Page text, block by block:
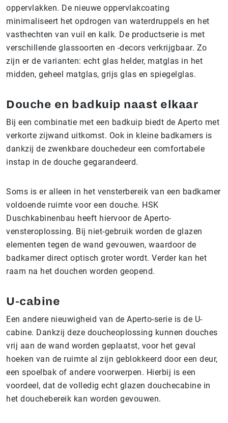
oppervlakken. De nieuwe oppervlakcoating
minimaliseert het opdrogen van waterdruppels en het
vasthechten van vuil en kalk. De productserie is met
verschillende glassoorten en -decors verkrijgbaar. Zo
zijn er de varianten: echt glas helder, matglas in het
midden, geheel matglas, grijs glas en spiegelglas.
Douche en badkuip naast elkaar
Bij een combinatie met een badkuip biedt de Aperto met
verkorte zijwand uitkomst. Ook in kleine badkamers is
dankzij de zwenkbare douchedeur een comfortabele
instap in de douche gegarandeerd.
Soms is er alleen in het vensterbereik van een badkamer
voldoende ruimte voor een douche. HSK
Duschkabinenbau heeft hiervoor de Aperto-
vensteroplossing. Bij niet-gebruik worden de glazen
elementen tegen de wand gevouwen, waardoor de
badkamer direct optisch groter wordt. Verder kan het
raam na het douchen worden geopend.
U-cabine
Een andere nieuwigheid van de Aperto-serie is de U-
cabine. Dankzij deze doucheoplossing kunnen douches
vrij aan de wand worden geplaatst, voor het geval
hoeken van de ruimte al zijn geblokkeerd door een deur,
een spoelbak of andere voorwerpen. Hierbij is een
voordeel, dat de volledig echt glazen douchecabine in
het douchebereik kan worden gevouwen.